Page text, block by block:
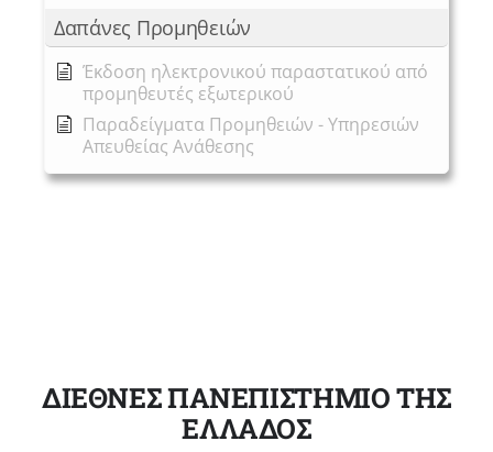
Δαπάνες Προμηθειών
Έκδοση ηλεκτρονικού παραστατικού από
προμηθευτές εξωτερικού
Παραδείγματα Προμηθειών - Υπηρεσιών
Απευθείας Ανάθεσης
ΔΙΕΘΝΕΣ ΠΑΝΕΠΙΣΤΗΜΙΟ ΤΗΣ
ΕΛΛΑΔΟΣ